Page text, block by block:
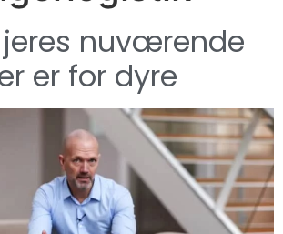
nuværende
er for dyre